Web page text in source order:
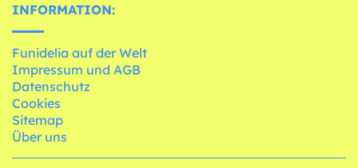
INFORMATION:
Funidelia auf der Welt
Impressum und AGB
Datenschutz
Cookies
Sitemap
Über uns